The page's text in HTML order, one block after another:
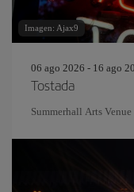
Imagen: Ajax9
06 ago 2026 - 16 ago
Tostada
Summerhall Arts Venue